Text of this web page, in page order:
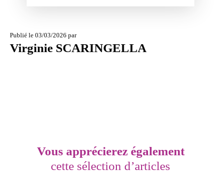
Publié le 03/03/2026 par
Virginie SCARINGELLA
Vous apprécierez également
cette sélection d’articles